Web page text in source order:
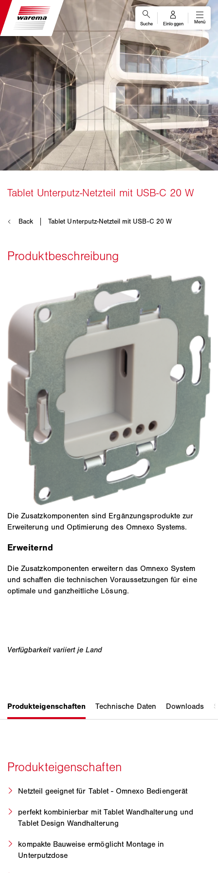
Die Zusatzkomponenten sind Ergänzungsprodukte zur
Erweiterung und Optimierung des Omnexo Systems.
Erweiternd
Die Zusatzkomponenten erweitern das Omnexo System
und schaffen die technischen Voraussetzungen für eine
optimale und ganzheitliche Lösung.
Netzteil geeignet für Tablet - Omnexo Bediengerät
perfekt kombinierbar mit Tablet Wandhalterung und
Tablet Design Wandhalterung
kompakte Bauweise ermöglicht Montage in
Unterputzdose